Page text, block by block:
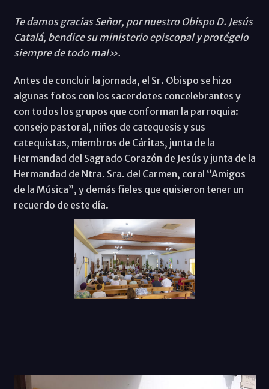
Te damos gracias Señor, por nuestro Obispo D. Jesús
Catalá, bendice su ministerio episcopal y protégelo
siempre de todo mal».
Antes de concluir la jornada, el Sr. Obispo se hizo
algunas fotos con los sacerdotes concelebrantes y
con todos los grupos que conforman la parroquia:
consejo pastoral, niños de catequesis y sus
catequistas, miembros de Cáritas, junta de la
Hermandad del Sagrado Corazón de Jesús y junta de la
Hermandad de Ntra. Sra. del Carmen, coral “Amigos
de la Música”, y demás fieles que quisieron tener un
recuerdo de este día.